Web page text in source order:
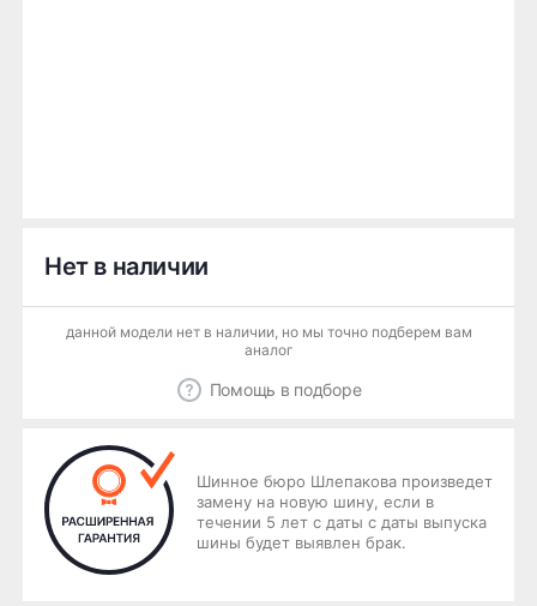
Нет в наличии
данной модели нет в наличии, но мы точно подберем вам
аналог
Помощь в подборе
Шинное бюро Шлепакова произведет
замену на новую шину, если в
течении 5 лет с даты с даты выпуска
шины будет выявлен брак.